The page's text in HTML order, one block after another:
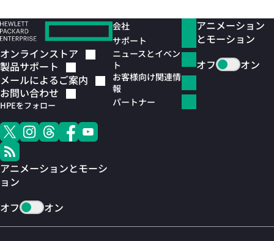
オンラインストア
製品サポート
メールによるご案内
お問い合わせ
HPEをフォロー
アニメーションとモーシ
ョン
オフ
オン
会社
サポート
ニュースとイベン
ト
お客様向け関連情
報
パートナー
アニメーション
とモーション
オフ
オン